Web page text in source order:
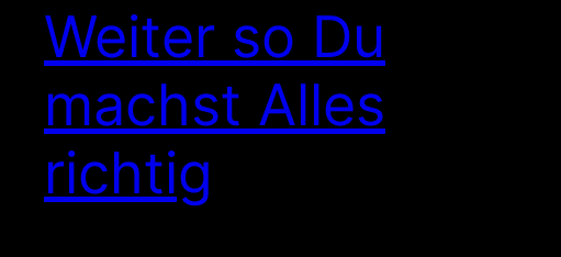
Weiter so Du
machst Alles
richtig